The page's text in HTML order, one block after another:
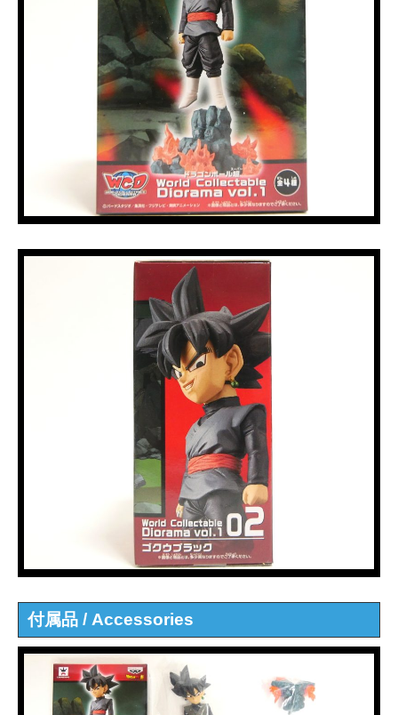
付属品 / Accessories